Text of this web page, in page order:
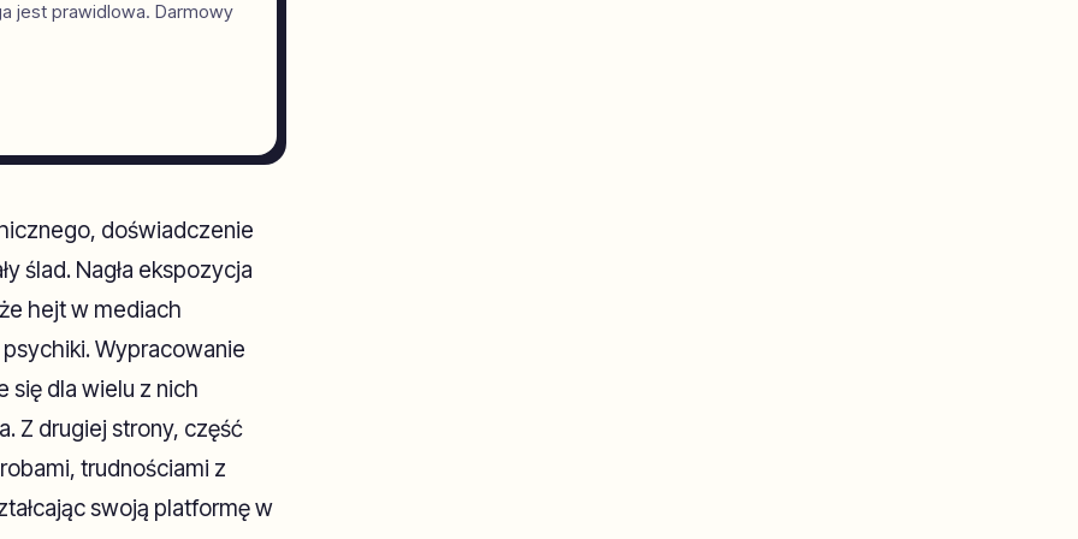
jest prawidlowa. Darmowy
doświadczenie
ślad. Nagła ekspozycja
hejt w mediach
Wypracowanie
się dla wielu z nich
Z drugiej strony, część
trudnościami z
swoją platformę w